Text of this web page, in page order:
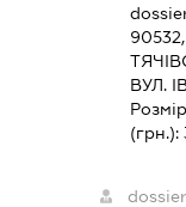
ВУЛ.
(грн.):